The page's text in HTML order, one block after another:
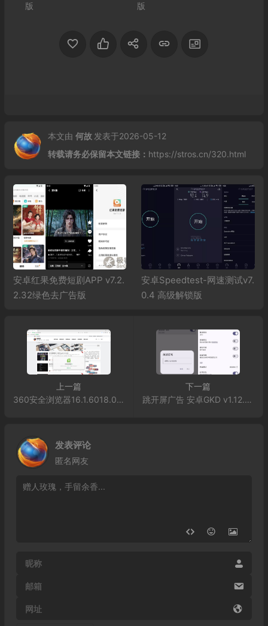
版
版
本文由 何故 发表于2026-05-12
转载请务必保留本文链接： https://stros.cn/320.html
安卓红果免费短剧APP v7.2.
2.32绿色去广告版
安卓Speedtest-网速测试v7.
0.4 高级解锁版
上一篇
360安全浏览器16.1.6018.0绿色版
下一篇
跳开屏广告 安卓GKD v1.12.0 beta.9
发表评论
匿名网友
昵称
邮箱
网址